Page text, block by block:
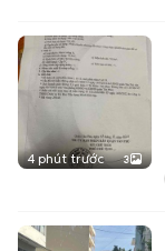
4 phút trước 3